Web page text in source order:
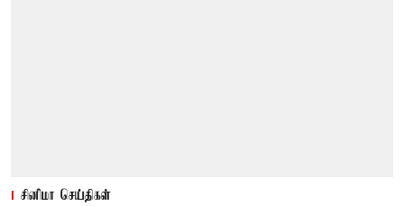
சினிமா செய்திகள்